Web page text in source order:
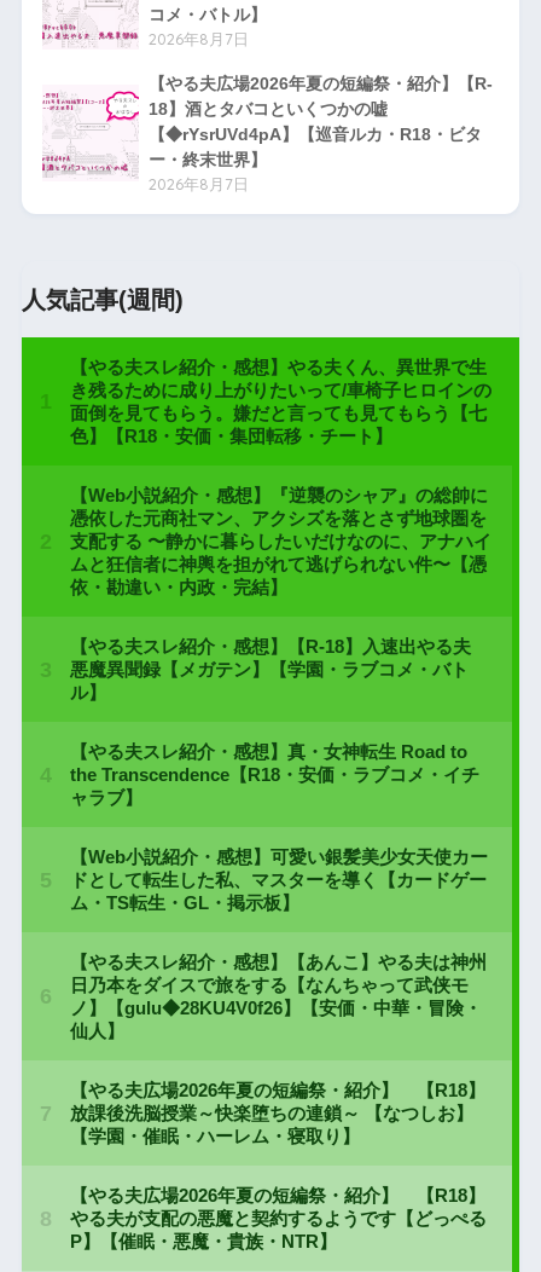
コメ・バトル】
2026年8月7日
【やる夫広場2026年夏の短編祭・紹介】【R-
18】酒とタバコといくつかの嘘
【◆rYsrUVd4pA】【巡音ルカ・R18・ビタ
ー・終末世界】
2026年8月7日
人気記事(週間)